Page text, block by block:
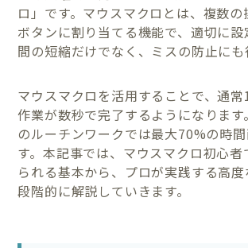
ロ」です。マウスマクロとは、複数の
ボタンに割り当てる機能で、適切に
間の短縮だけでなく、ミスの防止にも
マウスマクロを活用することで、通
作業が数秒で完了するようになります
のルーチンワークでは最大70%の時
す。本記事では、マウスマクロ初心者
られる基本から、プロが実践する高度
段階的に解説していきます。